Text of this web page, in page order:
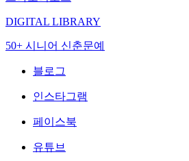
DIGITAL LIBRARY
50+ 시니어 신춘문예
블로그
인스타그램
페이스북
유튜브